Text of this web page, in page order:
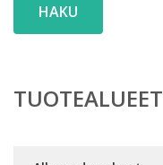
HAKU
TUOTEALUEET